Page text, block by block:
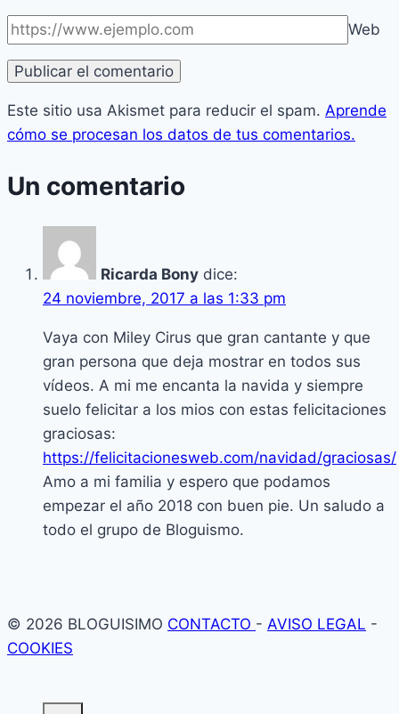
Web
Este sitio usa Akismet para reducir el spam. Aprende
cómo se procesan los datos de tus comentarios.
Un comentario
Ricarda Bony dice:
24 noviembre, 2017 a las 1:33 pm
Vaya con Miley Cirus que gran cantante y que
gran persona que deja mostrar en todos sus
vídeos. A mi me encanta la navida y siempre
suelo felicitar a los mios con estas felicitaciones
graciosas:
https://felicitacionesweb.com/navidad/graciosas/
Amo a mi familia y espero que podamos
empezar el año 2018 con buen pie. Un saludo a
todo el grupo de Bloguismo.
© 2026 BLOGUISIMO CONTACTO - AVISO LEGAL -
COOKIES